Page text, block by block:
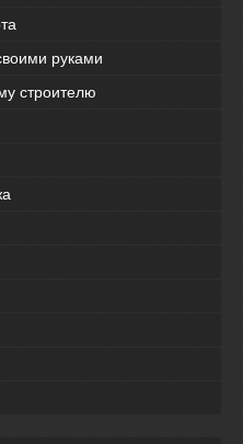
руками
строителю